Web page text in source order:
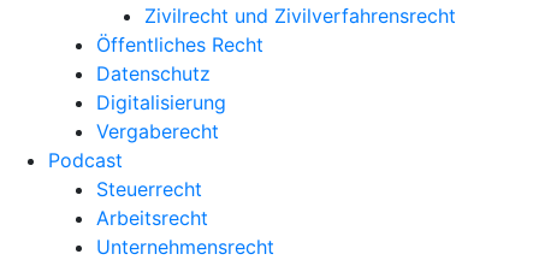
Zivilrecht und Zivilverfahrensrecht
Öffentliches Recht
Datenschutz
Digitalisierung
Vergaberecht
Podcast
Steuerrecht
Arbeitsrecht
Unternehmens­recht